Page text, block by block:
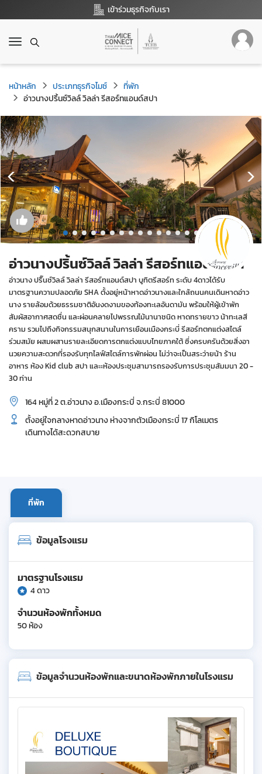
เข้าร่วมธุรกิจกับเรา
T
g
g
l
e
n
a
v
i
g
a
t
i
o
n
หน้าหลัก ประเภทธุรกิจไมซ์
ที่พัก
อ่าวนางปริ้นซ์วิลล์ วิลล่า รีสอร์ทแอนด์สปา
อ่าวนางปริ้นซ์วิลล์ วิลล่า รีสอร์ทแอนด์สปา
อ่าวนาง ปริ๊นซ์วิลล์ วิลล่า รีสอร์ทแอนด์สปา บูทิตรีสอร์ท ระดับ 4ดาวได้รับ
มาตรฐานความปลอดภัย SHA ตั้งอยู่หน้าหาดอ่าวนางและใกล้ถนนคนเดินหาดอ่าว
นาง รายล้อมด้วยธรรมชาติอันงดงามของท้องทะเลอันดามัน พร้อมให้ผู้เข้าพัก
สัมผัสอากาศสดชื่น และผ่อนคลายไปพรรณไม้นานาชนิด หาดทรายขาว น้าทะเลสี
คราม รวมไปถึงกิจกรรมสนุกสนานในการเยือนเมืองกระบี่ รีสอร์ทตกแต่งสไตล์
ร่วมสมัย ผสมผสานรายละเอียดการตกแต่งแบบไทยภาคใต้ ซึ่งครบครันด้วยสิ่งอา
นวยความสะดวกที่รองรับทุกไลฟ์สไตล์การพักผ่อน ไม่ว่าจะเป็นสระว่ายน้า ร้าน
อาหาร ห้อง Kid club สปา และะห้องประชุมสามารถรองรับการประชุมสัมมนา 20 -
30 ท่าน
164 หมู่ที่ 2 ต.อ่าวนาง อ.เมืองกระบี่ จ.กระบี่ 81000
ตั้งอยู่ใจกลางหาดอ่าวนาง ห่างจากตัวเมืองกระบี่ 17 กิโลเมตร
เดินทางได้สะดวกสบาย
ที่พัก
ข้อมูลโรงแรม
มาตรฐานโรงแรม
4 ดาว
จำนวนห้องพักทั้งหมด
50 ห้อง
ข้อมูลจำนวนห้องพักและขนาดห้องพักภายในโรงแรม